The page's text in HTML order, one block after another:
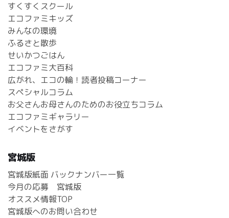
すくすくスクール
エコファミキッズ
みんなの環境
ふるさと散歩
せいかつごはん
エコファミ大百科
広がれ、エコの輪！読者投稿コーナー
スペシャルコラム
お父さんお母さんのためのお役立ちコラム
エコファミギャラリー
イベントをさがす
宮城版
宮城版紙面 バックナンバー一覧
今月の応募 宮城版
オススメ情報TOP
宮城版へのお問い合わせ